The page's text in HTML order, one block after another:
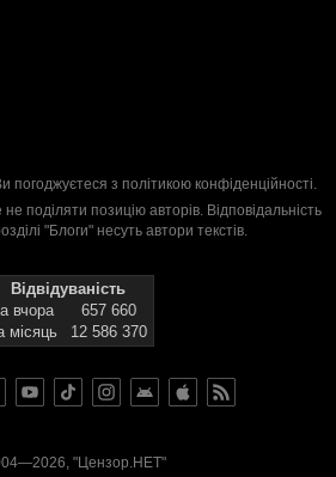
погоджуєтеся з політикою конфіденційності.
поділяти позицію авторів. Відповідальність
"Блоги" несуть автори текстів.
Відвідуваність
вчора
657 660
місяць
12 586 370
"Цензор.НЕТ"